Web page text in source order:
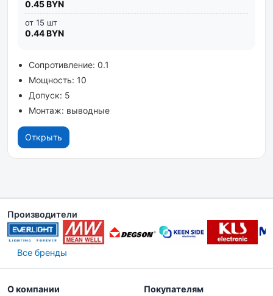
0.45 BYN
от 15 шт
0.44 BYN
Сопротивление: 0.1
Мощность: 10
Допуск: 5
Монтаж: выводные
Открыть
Производители
Все бренды
О компании Покупателям